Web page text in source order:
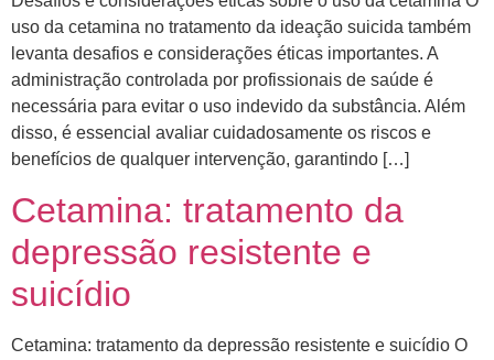
uso da cetamina no tratamento da ideação suicida também
levanta desafios e considerações éticas importantes. A
administração controlada por profissionais de saúde é
necessária para evitar o uso indevido da substância. Além
disso, é essencial avaliar cuidadosamente os riscos e
benefícios de qualquer intervenção, garantindo […]
Cetamina: tratamento da
depressão resistente e
suicídio
Cetamina: tratamento da depressão resistente e suicídio O